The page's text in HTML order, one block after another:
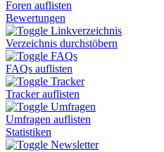
Foren auflisten
Bewertungen
Linkverzeichnis
Verzeichnis durchstöbern
FAQs
FAQs auflisten
Tracker
Tracker auflisten
Umfragen
Umfragen auflisten
Statistiken
Newsletter